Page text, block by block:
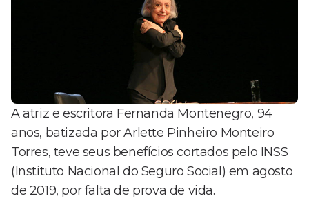
A atriz e escritora Fernanda Montenegro, 94
anos, batizada por Arlette Pinheiro Monteiro
Torres, teve seus benefícios cortados pelo INSS
(Instituto Nacional do Seguro Social) em agosto
de 2019, por falta de prova de vida.